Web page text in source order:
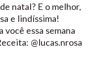
natal? E o melhor,
e lindíssima!
você essa semana
@‌lucas.nrosa